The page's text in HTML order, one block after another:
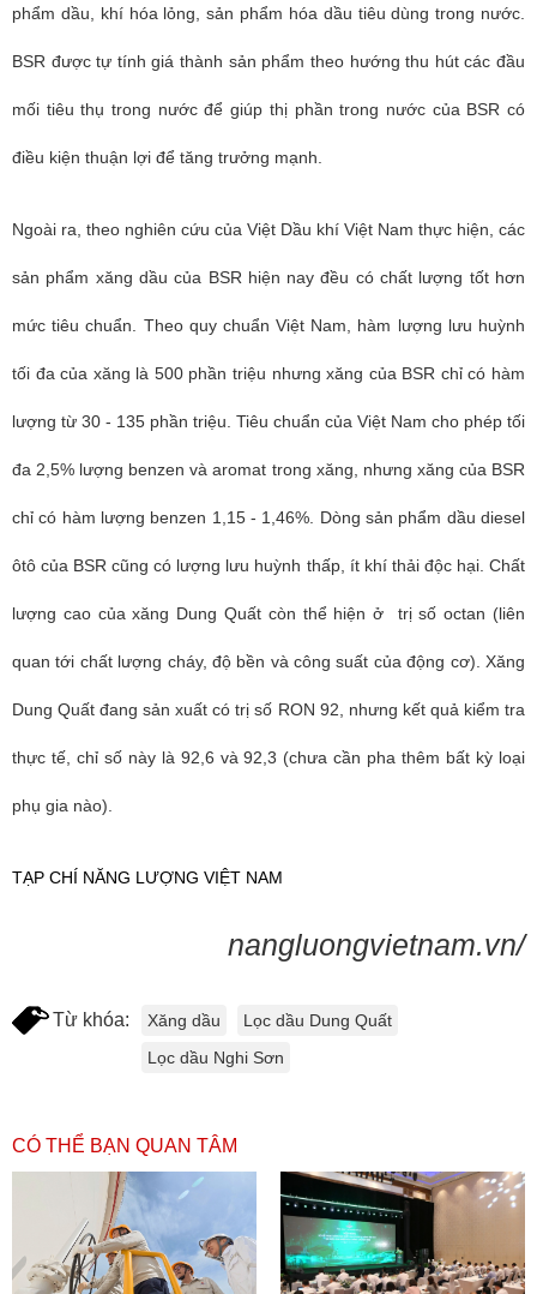
phẩm dầu, khí hóa lỏng, sản phẩm hóa dầu tiêu dùng trong nước.
BSR được tự tính giá thành sản phẩm theo hướng thu hút các đầu
mối tiêu thụ trong nước để giúp thị phần trong nước của BSR có
điều kiện thuận lợi để tăng trưởng mạnh.
Ngoài ra, theo nghiên cứu của Việt Dầu khí Việt Nam thực hiện, các
sản phẩm xăng dầu của BSR hiện nay đều có chất lượng tốt hơn
mức tiêu chuẩn. Theo quy chuẩn Việt Nam, hàm lượng lưu huỳnh
tối đa của xăng là 500 phần triệu nhưng xăng của BSR chỉ có hàm
lượng từ 30 - 135 phần triệu. Tiêu chuẩn của Việt Nam cho phép tối
đa 2,5% lượng benzen và aromat trong xăng, nhưng xăng của BSR
chỉ có hàm lượng benzen 1,15 - 1,46%. Dòng sản phẩm dầu diesel
ôtô của BSR cũng có lượng lưu huỳnh thấp, ít khí thải độc hại. Chất
lượng cao của xăng Dung Quất còn thể hiện ở trị số octan (liên
quan tới chất lượng cháy, độ bền và công suất của động cơ). Xăng
Dung Quất đang sản xuất có trị số RON 92, nhưng kết quả kiểm tra
thực tế, chỉ số này là 92,6 và 92,3 (chưa cần pha thêm bất kỳ loại
phụ gia nào).
TẠP CHÍ NĂNG LƯỢNG VIỆT NAM
nangluongvietnam.vn/
Từ khóa: Xăng dầu
Lọc dầu Dung Quất
Lọc dầu Nghi Sơn
CÓ THỂ BẠN QUAN TÂM